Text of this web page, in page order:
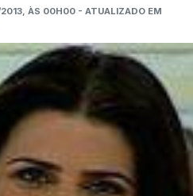
ÀS 00H00 - ATUALIZADO EM